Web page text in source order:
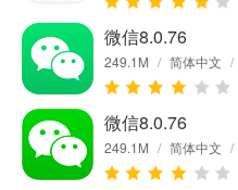
微信8.0.76
249.1M / 简体中文 /
微信8.0.76
249.1M / 简体中文 /